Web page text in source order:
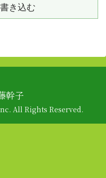
き込む
幹子
All Rights Reserved.